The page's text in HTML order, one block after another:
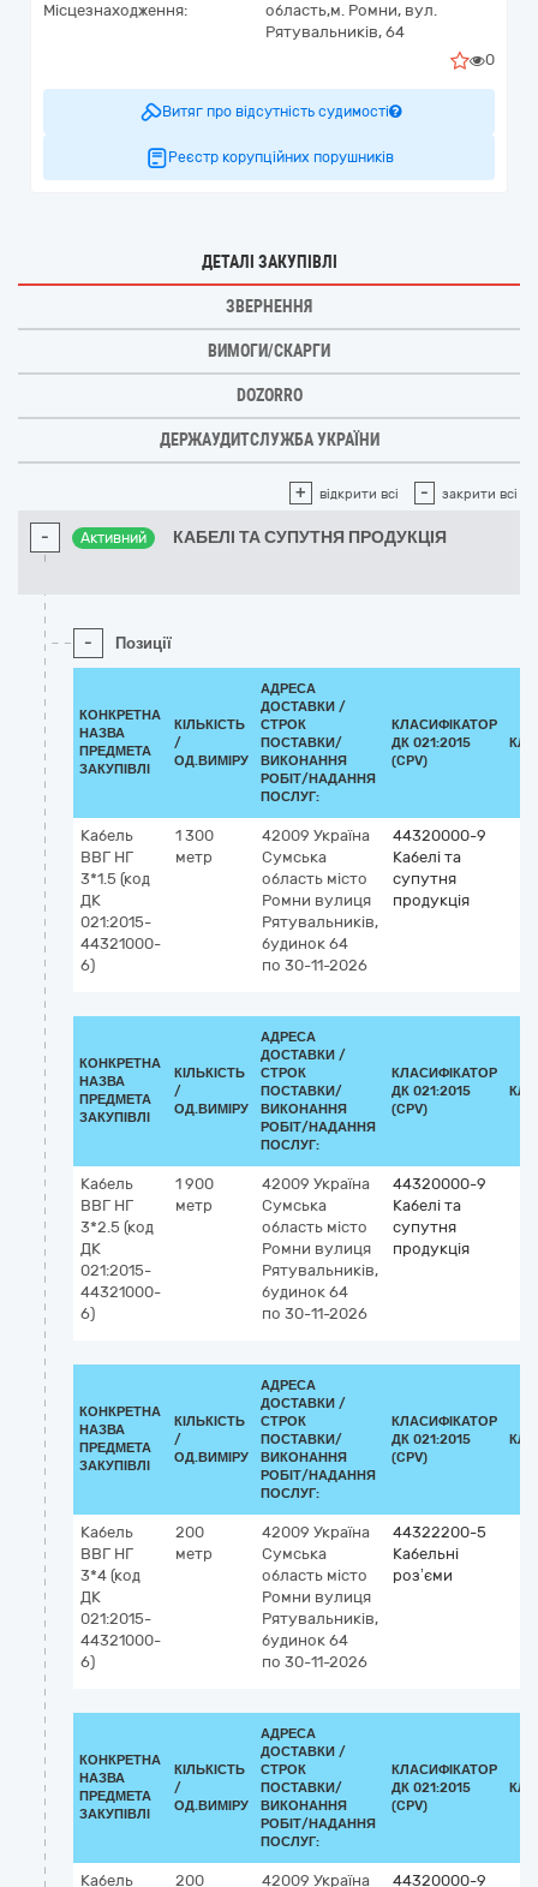
Місцезнаходження:
область,м. Ромни, вул.
Рятувальників, 64
0
Витяг про відсутність судимості
Реєстр корупційних порушників
ДЕТАЛІ ЗАКУПІВЛІ
ЗВЕРНЕННЯ
ВИМОГИ/СКАРГИ
DOZORRO
ДЕРЖАУДИТСЛУЖБА УКРАЇНИ
+ відкрити всі - закрити всі
- Активний КАБЕЛІ ТА СУПУТНЯ ПРОДУКЦІЯ
- Позиції
КОНКРЕТНА
НАЗВА
ПРЕДМЕТА
ЗАКУПІВЛІ
КІЛЬКІСТЬ
/
ОД.ВИМІРУ
АДРЕСА
ДОСТАВКИ /
СТРОК
ПОСТАВКИ/
ВИКОНАННЯ
РОБІТ/НАДАННЯ
ПОСЛУГ:
КЛАСИФІКАТОР
ДК 021:2015
(CPV)
Кабель
ВВГ НГ
3*1.5 (код
ДК
021:2015-
44321000-
6)
1 300
метр
42009 Україна
Сумська
область місто
Ромни вулиця
Рятувальників,
будинок 64
по 30-11-2026
44320000-9
Кабелі та
супутня
продукція
КОНКРЕТНА
НАЗВА
ПРЕДМЕТА
ЗАКУПІВЛІ
КІЛЬКІСТЬ
/
ОД.ВИМІРУ
АДРЕСА
ДОСТАВКИ /
СТРОК
ПОСТАВКИ/
ВИКОНАННЯ
РОБІТ/НАДАННЯ
ПОСЛУГ:
КЛАСИФІКАТОР
ДК 021:2015
(CPV)
Кабель
ВВГ НГ
3*2.5 (код
ДК
021:2015-
44321000-
6)
1 900
метр
42009 Україна
Сумська
область місто
Ромни вулиця
Рятувальників,
будинок 64
по 30-11-2026
44320000-9
Кабелі та
супутня
продукція
КОНКРЕТНА
НАЗВА
ПРЕДМЕТА
ЗАКУПІВЛІ
КІЛЬКІСТЬ
/
ОД.ВИМІРУ
АДРЕСА
ДОСТАВКИ /
СТРОК
ПОСТАВКИ/
ВИКОНАННЯ
РОБІТ/НАДАННЯ
ПОСЛУГ:
КЛАСИФІКАТОР
ДК 021:2015
(CPV)
Кабель
ВВГ НГ
3*4 (код
ДК
021:2015-
44321000-
6)
200
метр
42009 Україна
Сумська
область місто
Ромни вулиця
Рятувальників,
будинок 64
по 30-11-2026
44322200-5
Кабельні
роз’єми
КОНКРЕТНА
НАЗВА
ПРЕДМЕТА
ЗАКУПІВЛІ
КІЛЬКІСТЬ
/
ОД.ВИМІРУ
АДРЕСА
ДОСТАВКИ /
СТРОК
ПОСТАВКИ/
ВИКОНАННЯ
РОБІТ/НАДАННЯ
ПОСЛУГ:
КЛАСИФІКАТОР
ДК 021:2015
(CPV)
Кабель 200 42009 Україна 44320000-9